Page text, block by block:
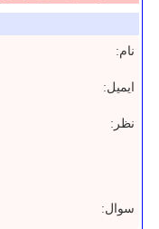
نام:
ایمیل:
نظر:
سوال: